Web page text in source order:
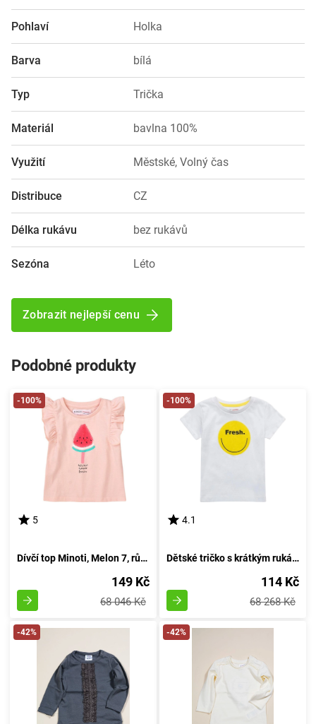
Pohlaví Holka
Barva bílá
Typ Trička
Materiál bavlna 100%
Využití Městské, Volný čas
Distribuce CZ
Délka rukávu bez rukávů
Sezóna Léto
Zobrazit nejlepší cenu
Podobné produkty
-100%
5
Dívčí top Minoti, Melon 7, růžového odstínu - velikost 92/98 | pro věk 2-3 let
149 Kč
68 046 Kč
-100%
4.1
Dětské tričko s krátkým rukávem pro chlapce, od značky Minoti, design 9TROLL 2, bílé - velikost 98/104 | pro věk 3-4 let
114 Kč
68 268 Kč
-42% -42%